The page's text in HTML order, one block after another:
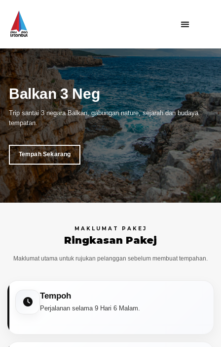
Utama
Private Trip
Open Trip
Turki
Eropah
Balkan
Pakej Balkan 3 Negara
Pakej Balkan 5 Negara
Pakej Istanbul Balkan
Balkan 3 Negara
Trip santai 3 negara Balkan, gabungan nature, sejarah dan budaya
tempatan.
Tempah Sekarang
MAKLUMAT PAKEJ
Ringkasan Pakej
Maklumat utama untuk rujukan pelanggan sebelum membuat tempahan.
Tempoh
Perjalanan selama 9 Hari 6 Malam.